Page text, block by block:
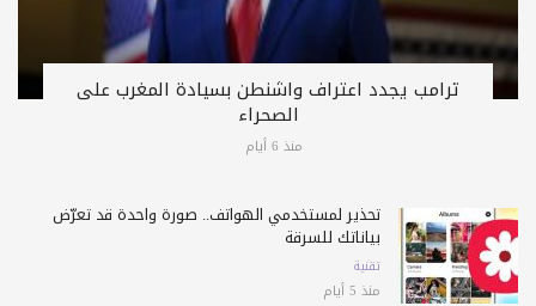
ترامب يجدد اعتراف واشنطن بسيادة المغرب على
الصحراء
منذ 6 أيام
تحذير لمستخدمي الهواتف.. صورة واحدة قد تعرّض
بياناتك للسرقة
تقنية
منذ 5 أيام